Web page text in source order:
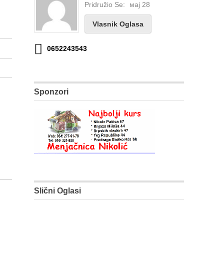
Pridružio Se: мај 28
Vlasnik Oglasa
0652243543
Sponzori
Slični Oglasi